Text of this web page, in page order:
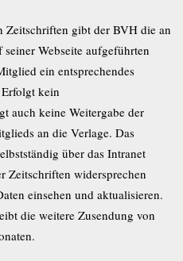
Zeitschriften gibt der BVH die an
Webseite aufgeführten
ein entsprechendes
kein
auch keine Weitergabe der
an die Verlage. Das
über das Intranet
Zeitschriften widersprechen
einsehen und aktualisieren.
die weitere Zusendung von